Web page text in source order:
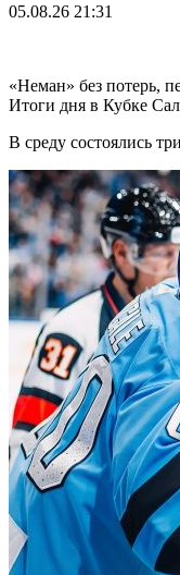
05.08.26 21:31
«Неман» без потерь,
Итоги дня в Кубке
В среду состоялись